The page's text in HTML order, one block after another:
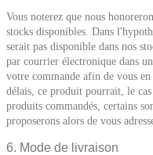
Vous noterez que nous
stocks disponibles. Dans
serait pas disponible dans nos
par courrier électronique dans
votre commande afin de vous
délais, ce produit pourrait, le
produits commandés, certains
proposerons alors de vous
6. Mode de livraison